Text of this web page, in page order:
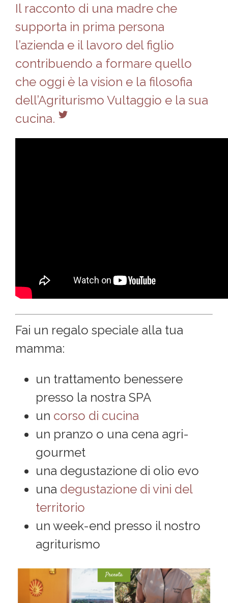
Il racconto di una madre che
supporta in prima persona
l’azienda e il lavoro del figlio
contribuendo a formare quello
che oggi è la vision e la filosofia
dell’Agriturismo Vultaggio e la sua
cucina.
Fai un regalo speciale alla tua
mamma:
un trattamento benessere
presso la nostra SPA
un corso di cucina
un pranzo o una cena agri-
gourmet
una degustazione di olio evo
una degustazione di vini del
territorio
un week-end presso il nostro
agriturismo